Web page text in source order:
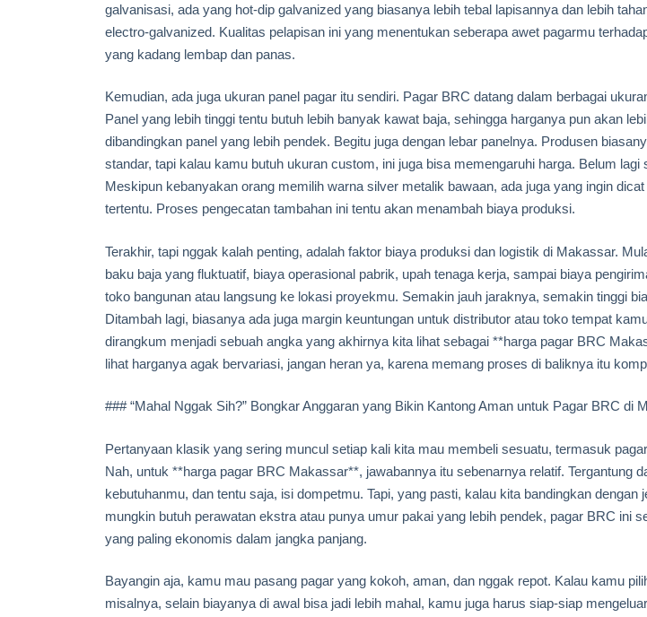
galvanisasi, ada yang hot-dip galvanized yang biasanya lebih tebal lapisannya dan lebih
electro-galvanized. Kualitas pelapisan ini yang menentukan seberapa awet pagarmu
yang kadang lembap dan panas.
Kemudian, ada juga ukuran panel pagar itu sendiri. Pagar BRC datang dalam berbagai
Panel yang lebih tinggi tentu butuh lebih banyak kawat baja, sehingga harganya pun akan
dibandingkan panel yang lebih pendek. Begitu juga dengan lebar panelnya. Produsen
standar, tapi kalau kamu butuh ukuran custom, ini juga bisa memengaruhi harga. Belum lagi
Meskipun kebanyakan orang memilih warna silver metalik bawaan, ada juga yang ingin
tertentu. Proses pengecatan tambahan ini tentu akan menambah biaya produksi.
Terakhir, tapi nggak kalah penting, adalah faktor biaya produksi dan logistik di Makassar.
baku baja yang fluktuatif, biaya operasional pabrik, upah tenaga kerja, sampai biaya
toko bangunan atau langsung ke lokasi proyekmu. Semakin jauh jaraknya, semakin tinggi
Ditambah lagi, biasanya ada juga margin keuntungan untuk distributor atau toko tempat
dirangkum menjadi sebuah angka yang akhirnya kita lihat sebagai **harga pagar BRC
lihat harganya agak bervariasi, jangan heran ya, karena memang proses di baliknya itu
### “Mahal Nggak Sih?” Bongkar Anggaran yang Bikin Kantong Aman untuk Pagar BRC di
Pertanyaan klasik yang sering muncul setiap kali kita mau membeli sesuatu, termasuk
Nah, untuk **harga pagar BRC Makassar**, jawabannya itu sebenarnya relatif. Tergantung
kebutuhanmu, dan tentu saja, isi dompetmu. Tapi, yang pasti, kalau kita bandingkan dengan
mungkin butuh perawatan ekstra atau punya umur pakai yang lebih pendek, pagar BRC ini
yang paling ekonomis dalam jangka panjang.
Bayangin aja, kamu mau pasang pagar yang kokoh, aman, dan nggak repot. Kalau kamu
misalnya, selain biayanya di awal bisa jadi lebih mahal, kamu juga harus siap-siap